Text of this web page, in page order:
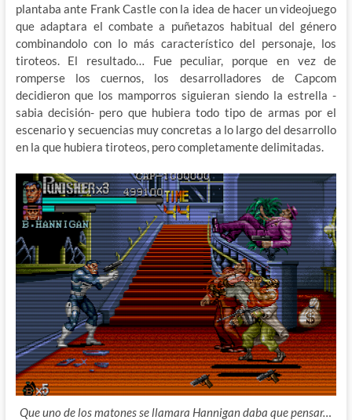
plantaba ante Frank Castle con la idea de hacer un videojuego
que adaptara el combate a puñetazos habitual del género
combinandolo con lo más característico del personaje, los
tiroteos. El resultado… Fue peculiar, porque en vez de
romperse los cuernos, los desarrolladores de Capcom
decidieron que los mamporros siguieran siendo la estrella -
sabia decisión- pero que hubiera todo tipo de armas por el
escenario y secuencias muy concretas a lo largo del desarrollo
en la que hubiera tiroteos, pero completamente delimitadas.
Que uno de los matones se llamara Hannigan daba que pensar…